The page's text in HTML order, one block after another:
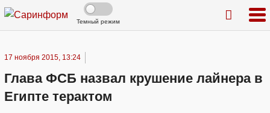
Темный режим
17 ноября 2015, 13:24
Глава ФСБ назвал крушение лайнера в
Египте терактом